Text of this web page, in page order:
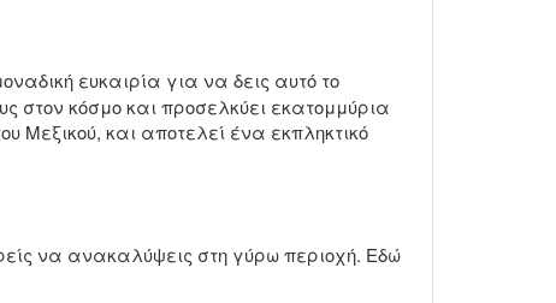
ευκαιρία για να δεις αυτό το
στον κόσμο και προσελκύει εκατομμύρια
Μεξικού, και αποτελεί ένα εκπληκτικό
να ανακαλύψεις στη γύρω περιοχή. Εδώ